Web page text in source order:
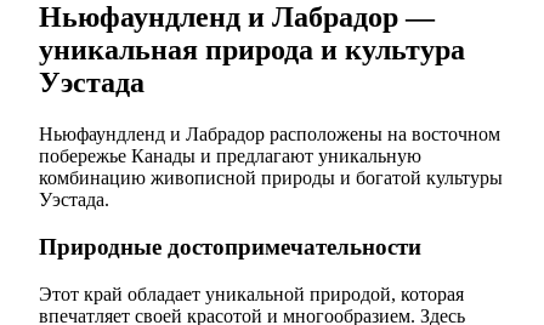
Ньюфаундленд и Лабрадор —
уникальная природа и культура
Уэстада
Ньюфаундленд и Лабрадор расположены на восточном
побережье Канады и предлагают уникальную
комбинацию живописной природы и богатой культуры
Уэстада.
Природные достопримечательности
Этот край обладает уникальной природой, которая
впечатляет своей красотой и многообразием. Здесь